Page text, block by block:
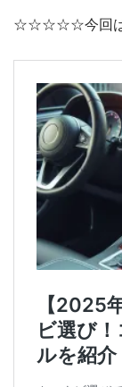
☆☆☆☆☆今回は